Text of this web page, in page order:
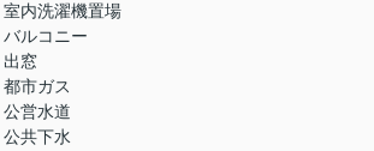
室内洗濯機置場
バルコニー
出窓
都市ガス
公営水道
公共下水